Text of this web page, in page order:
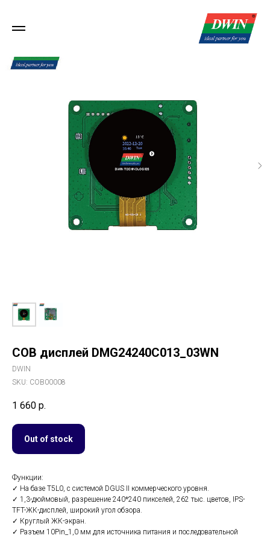
COB дисплей DMG24240C013_03WN
DWIN
SKU: COB00008
1 660 р.
Out of stock
Функции:
✓ На базе T5L0, с системой DGUS II коммерческого уровня.
✓ 1,3-дюймовый, разрешение 240*240 пикселей, 262 тыс. цветов, IPS-
TFT-ЖК-дисплей, широкий угол обзора.
✓ Круглый ЖК-экран.
✓ Разъем 10Pin_1,0 мм для источника питания и последовательной